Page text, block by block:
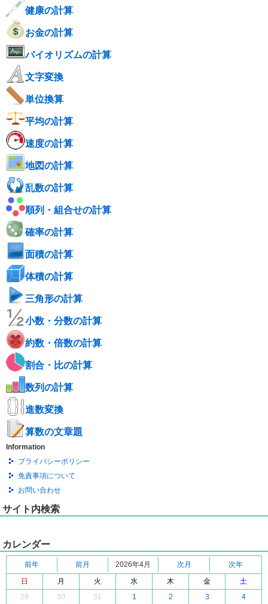
健康の計算
お金の計算
バイオリズムの計算
文字変換
単位換算
平均の計算
速度の計算
地図の計算
乱数の計算
順列・組合せの計算
確率の計算
面積の計算
体積の計算
三角形の計算
小数・分数の計算
約数・倍数の計算
割合・比の計算
数列の計算
進数変換
算数の文章題
Information
プライバシーポリシー
免責事項について
お問い合わせ
サイト内検索
カレンダー
前年 前月 2026年4月 次月
次年
日
月 火 水 木 金
土
29
30 31 1 2 3 4